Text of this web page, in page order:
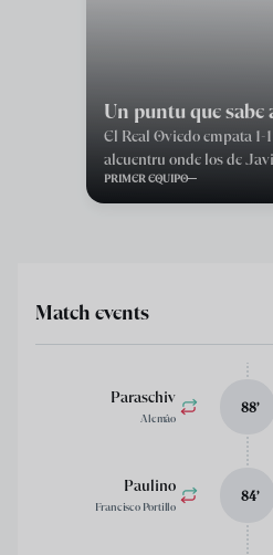
Un puntu que sabe
El Real Oviedo empata
alcuentru onde los de
con gol de Hassan nel
PRIMER EQUIPO
Match events
Paraschiv
Alemâo
88’
Paulino
Francisco Portillo
84’